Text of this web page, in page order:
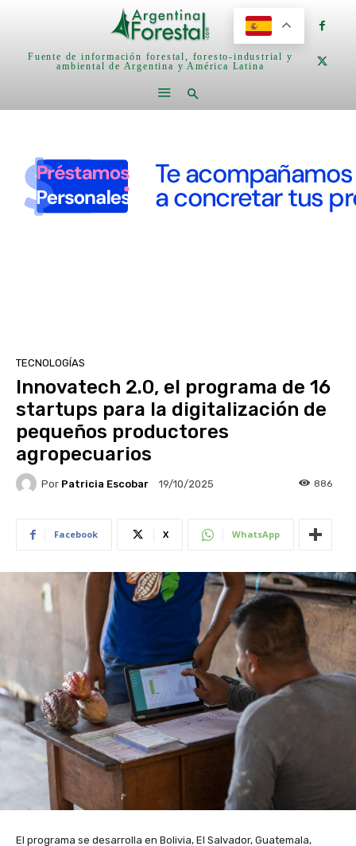
Fuente de información forestal, foresto-industrial y
ambiental de Argentina y América Latina
TECNOLOGÍAS
Innovatech 2.0, el programa de 16
startups para la digitalización de
pequeños productores
agropecuarios
Por Patricia Escobar 19/10/2025 886
Facebook X WhatsApp
El programa se desarrolla en Bolivia, El Salvador, Guatemala,